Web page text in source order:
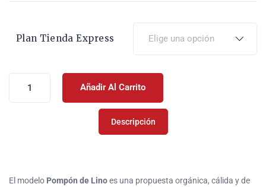
Plan Tienda Express
Añadir Al Carrito
Descripción
El modelo Pompón de Linoes una propuesta orgánica, cálida y de